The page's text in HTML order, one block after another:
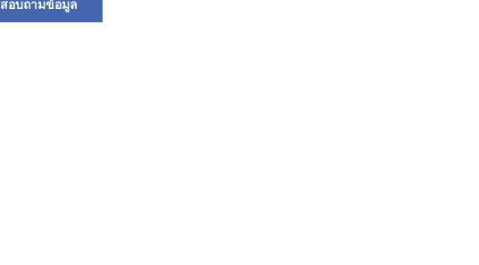
สอบถามข้อมูล